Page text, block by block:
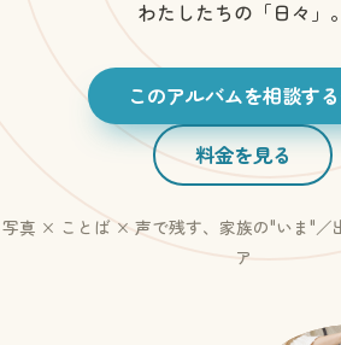
わたしたちの「日々」。
このアルバムを相談する
料金を見る
写真 × ことば × 声で残す、家族の"いま"／
ア